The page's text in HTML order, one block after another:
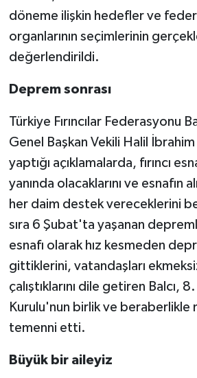
döneme ilişkin hedefler ve
organlarının seçimlerinin
değerlendirildi.
Deprem sonrası
Türkiye Fırıncılar Federasyonu
Genel Başkan Vekili Halil
yaptığı açıklamalarda, fırıncı
yanında olacaklarını ve esnafın
her daim destek vereceklerini
sıra 6 Şubat'ta yaşanan
esnafı olarak hız kesmeden
gittiklerini, vatandaşları
çalıştıklarını dile getiren Balcı,
Kurulu'nun birlik ve beraberlikle
temenni etti.
Büyük bir aileyiz